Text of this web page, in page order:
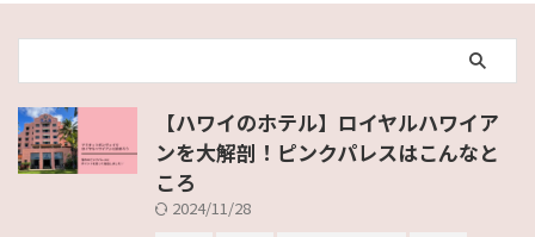
【ハワイのホテル】ロイヤルハワイア
ンを大解剖！ピンクパレスはこんなと
ころ
2024/11/28